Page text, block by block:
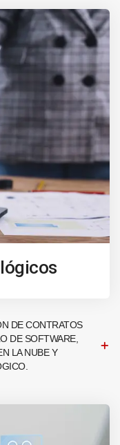
DE CONTRATOS
DE SOFTWARE,
LA NUBE Y